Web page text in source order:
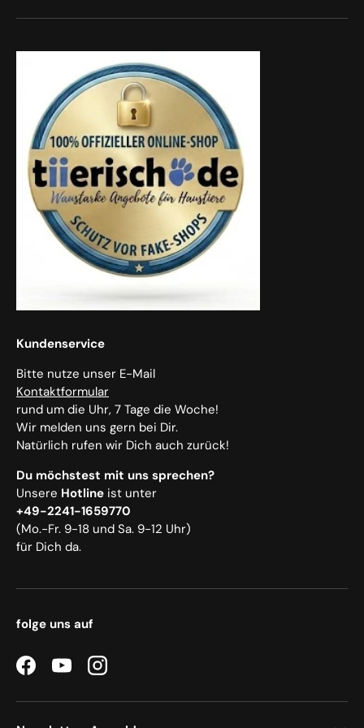
Kundenservice
Bitte nutze unser E-Mail
Kontaktformular
rund um die Uhr, 7 Tage die Woche!
Wir melden uns gern bei Dir.
Natürlich rufen wir Dich auch zurück!
Du möchstest mit uns sprechen?
Unsere Hotline ist unter
+49-2241-1659770
(Mo.-Fr. 9-18 und Sa. 9-12 Uhr)
für Dich da.
folge uns auf
FacebookYouTubeInstagram